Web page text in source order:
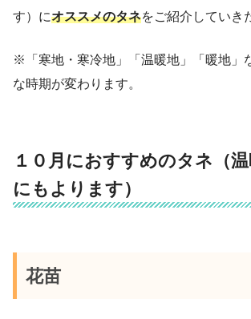
す）にオススメのタネをご紹介していき
※「寒地・寒冷地」「温暖地」「暖地」
な時期が変わります。
１０月におすすめのタネ（
にもよります）
花苗